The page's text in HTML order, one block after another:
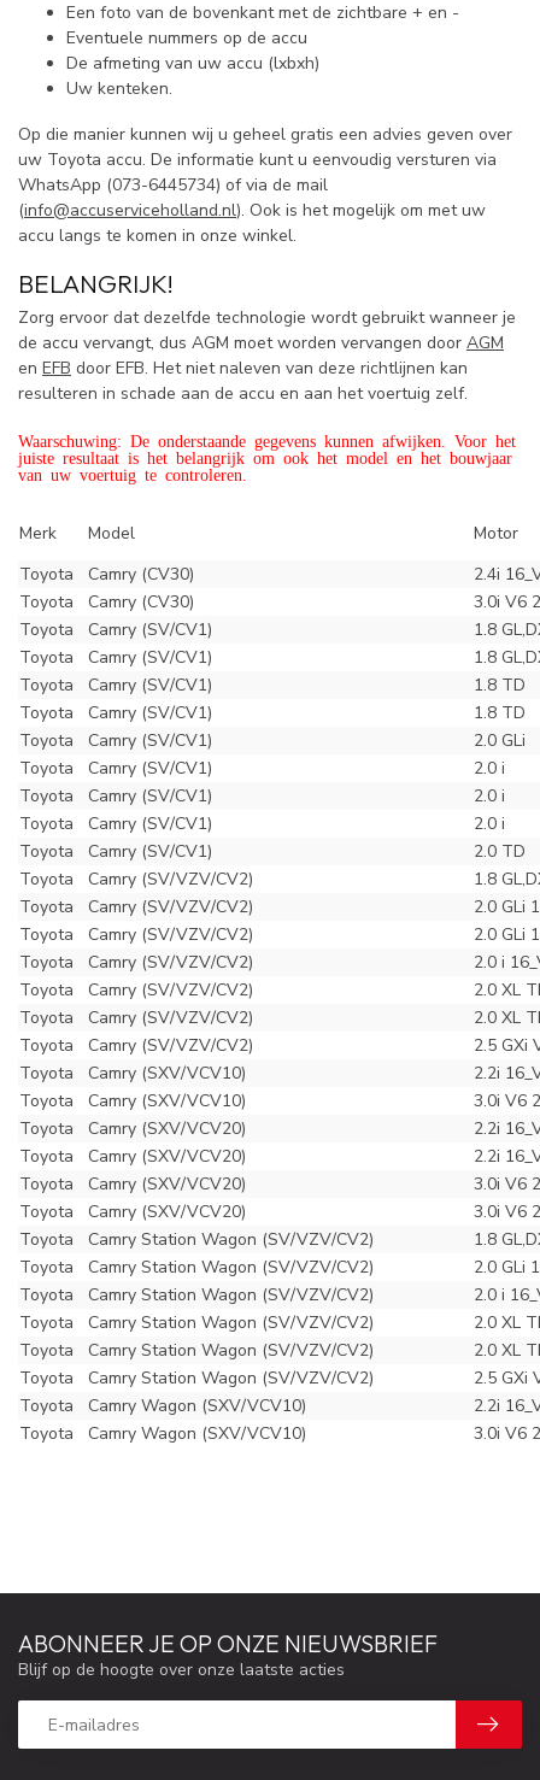
Een foto van de bovenkant met de zichtbare + en -
Eventuele nummers op de accu
De afmeting van uw accu (lxbxh)
Uw kenteken.
Op die manier kunnen wij u geheel gratis een advies geven over
uw Toyota accu. De informatie kunt u eenvoudig versturen via
WhatsApp (073-6445734) of via de mail
(info@accuserviceholland.nl). Ook is het mogelijk om met uw
accu langs te komen in onze winkel.
BELANGRIJK!
Zorg ervoor dat dezelfde technologie wordt gebruikt wanneer je
de accu vervangt, dus AGM moet worden vervangen door AGM
en EFB door EFB. Het niet naleven van deze richtlijnen kan
resulteren in schade aan de accu en aan het voertuig zelf.
Waarschuwing: De onderstaande gegevens kunnen afwijken. Voor het
juiste resultaat is het belangrijk om ook het model en het bouwjaar
van uw voertuig te controleren.
Merk Model
Motor
Toyota
Camry (CV30)
2.4i
Toyota
Camry (CV30)
3.0i V6
Toyota
Camry (SV/CV1)
1.8
Toyota
Camry (SV/CV1)
1.8
Toyota
Camry (SV/CV1)
1.8 TD
Toyota
Camry (SV/CV1)
1.8 TD
Toyota
Camry (SV/CV1)
2.0 GLi
Toyota
Camry (SV/CV1)
2.0 i
Toyota
Camry (SV/CV1)
2.0 i
Toyota
Camry (SV/CV1)
2.0 i
Toyota
Camry (SV/CV1)
2.0 TD
Toyota
Camry (SV/VZV/CV2)
1.8
Toyota
Camry (SV/VZV/CV2)
2.0 GLi
Toyota
Camry (SV/VZV/CV2)
2.0 GLi
Toyota
Camry (SV/VZV/CV2)
2.0 i
Toyota
Camry (SV/VZV/CV2)
2.0 XL
Toyota
Camry (SV/VZV/CV2)
2.0 XL
Toyota
Camry (SV/VZV/CV2)
2.5 GXi
Toyota
Camry (SXV/VCV10)
2.2i
Toyota
Camry (SXV/VCV10)
3.0i V6
Toyota
Camry (SXV/VCV20)
2.2i
Toyota
Camry (SXV/VCV20)
2.2i
Toyota
Camry (SXV/VCV20)
3.0i V6
Toyota
Camry (SXV/VCV20)
3.0i V6
Toyota
Camry Station Wagon (SV/VZV/CV2)
1.8
Toyota
Camry Station Wagon (SV/VZV/CV2)
2.0 GLi
Toyota
Camry Station Wagon (SV/VZV/CV2)
2.0 i
Toyota
Camry Station Wagon (SV/VZV/CV2)
2.0 XL
Toyota
Camry Station Wagon (SV/VZV/CV2)
2.0 XL
Toyota
Camry Station Wagon (SV/VZV/CV2)
2.5 GXi
Toyota
Camry Wagon (SXV/VCV10)
2.2i
Toyota
Camry Wagon (SXV/VCV10) 3.0i V6
ABONNEER JE OP ONZE NIEUWSBRIEF
Blijf op de hoogte over onze laatste acties